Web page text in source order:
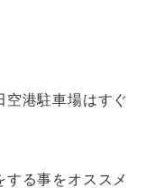
空港駐車場はすぐ
る事をオススメ